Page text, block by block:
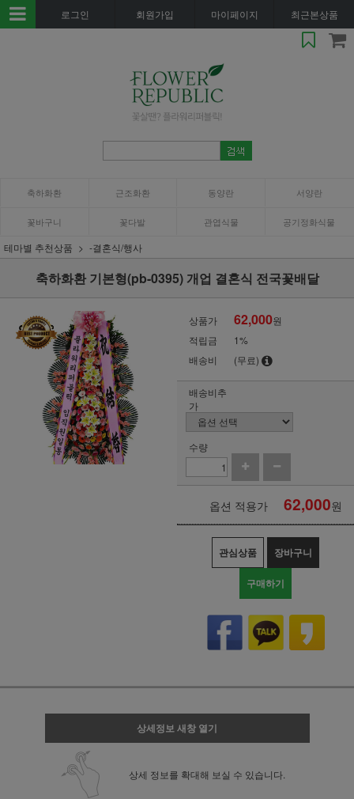
로그인 회원가입 마이페이지 최근본상품
축하화환 근조화환 동양란 서양란
꽃바구니 꽃다발 관엽식물 공기정화식물
테마별 추천상품 -결혼식/행사
축하화환 기본형(pb-0395) 개업 결혼식 전국꽃배달
상품가 62,000원
적립금
1%
배송비
(무료)
배송비추
가
수량
옵션 적용가 62,000원
관심상품 장바구니
구매하기
상세정보 새창 열기
상세 정보를 확대해 보실 수 있습니다.